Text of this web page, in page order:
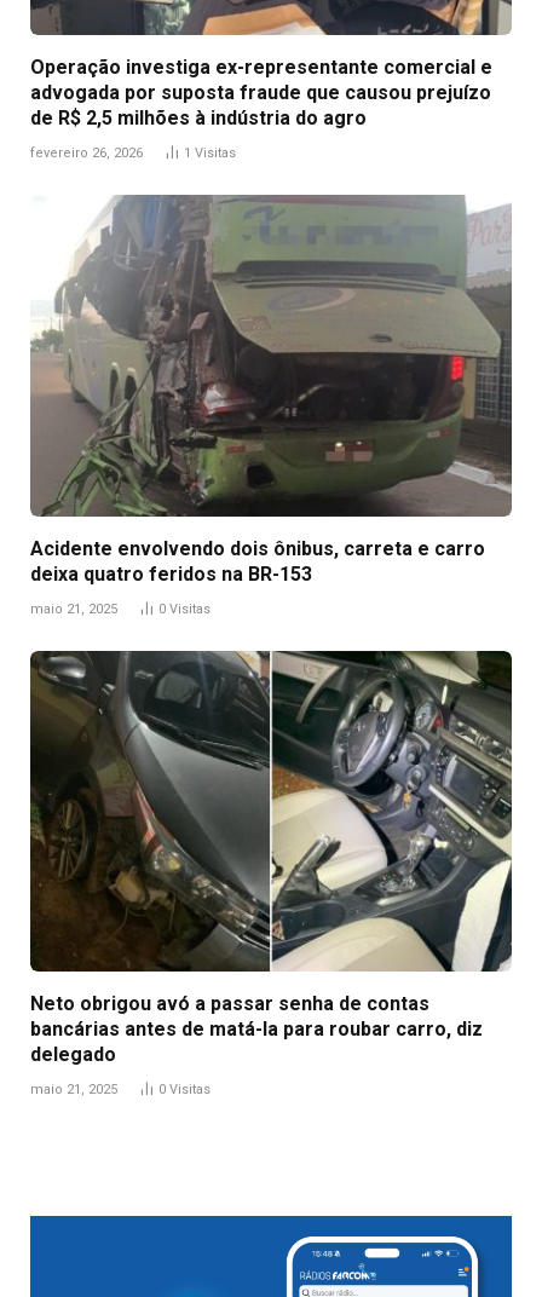
Operação investiga ex-representante comercial e
advogada por suposta fraude que causou prejuízo
de R$ 2,5 milhões à indústria do agro
fevereiro 26, 2026 1 Visitas
Acidente envolvendo dois ônibus, carreta e carro
deixa quatro feridos na BR-153
maio 21, 2025 0 Visitas
Neto obrigou avó a passar senha de contas
bancárias antes de matá-la para roubar carro, diz
delegado
maio 21, 2025 0 Visitas